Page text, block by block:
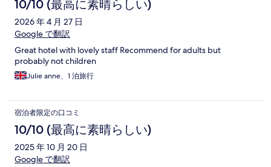
10/10 (最高に素晴らしい)
2026 年 4 月 27 日
Google で翻訳
Great hotel with lovely staff Recommend for adults but
probably not children
Julie anne、1 泊旅行
宿泊者限定の口コミ
10/10 (最高に素晴らしい)
2025 年 10 月 20 日
Google で翻訳